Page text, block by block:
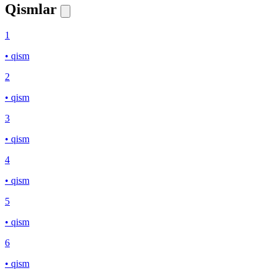
Qismlar
1
• qism
2
• qism
3
• qism
4
• qism
5
• qism
6
• qism